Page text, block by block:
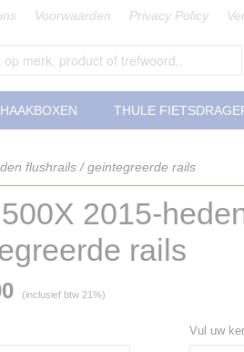
Voorwaarden Privacy Policy
THULE
flushrails / geintegreerde rails
2015-
rails
(inclusief btw 21%)
Vul uw